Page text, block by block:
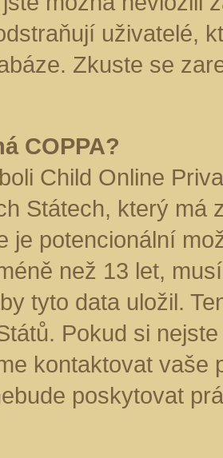
uživatelé,
Zkuste se
COPPA?
Child Online
Státech, který má
je potencionální
než 13 let,
tyto data uložil.
Pokud si
kontaktovat vaše
poskytovat